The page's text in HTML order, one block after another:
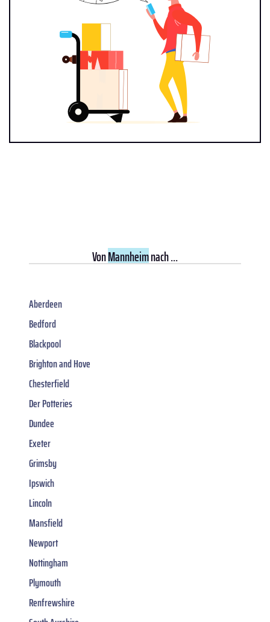
VonMannheimnach ...
Aberdeen
Bedford
Blackpool
Brighton and Hove
Chesterfield
Der Potteries
Dundee
Exeter
Grimsby
Ipswich
Lincoln
Mansfield
Newport
Nottingham
Plymouth
Renfrewshire